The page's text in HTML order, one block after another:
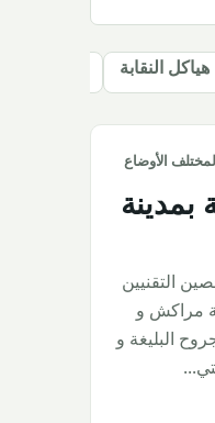
هياكل النقابة
بمدينة
التقنيين
مراكش و
البليغة و